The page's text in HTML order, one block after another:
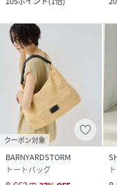
クーポン対象
BARNYARDSTORM
トートバッグ